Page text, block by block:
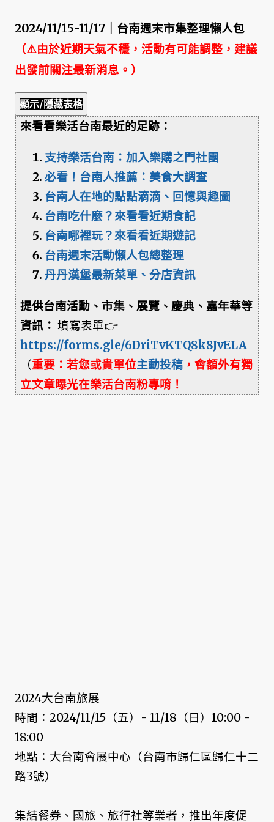
2024/11/15-11/17｜台南週末市集整理懶人包
（⚠️由於近期天氣不穩，活動有可能調整，建議
出發前關注最新消息。）
顯示/隱藏表格
來看看樂活台南最近的足跡：
支持樂活台南：加入樂購之門社團
必看！台南人推薦：美食大調查
台南人在地的點點滴滴、回憶與趣圖
台南吃什麼？來看看近期食記
台南哪裡玩？來看看近期遊記
台南週末活動懶人包總整理
丹丹漢堡最新菜單、分店資訊
提供台南活動、市集、展覽、慶典、嘉年華等
資訊： 填寫表單👉
https://forms.gle/6DriTvKTQ8k8JvELA
（重要：若您或貴單位主動投稿 ，會額外有獨
立文章曝光在樂活台南粉專唷！
2024大台南旅展
時間：2024/11/15（五）- 11/18（日）10:00 -
18:00
地點：大台南會展中心（台南市歸仁區歸仁十二
路3號）
集結餐券、國旅、旅行社等業者，推出年度促